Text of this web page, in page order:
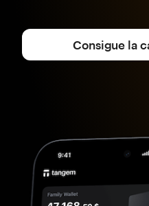
Consigue la